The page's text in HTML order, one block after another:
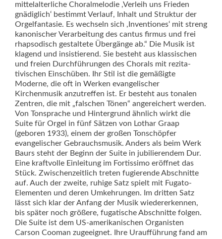
mittelalterliche Choralmelodie ,Verleih uns Frieden
gnädiglich‘ bestimmt Verlauf, Inhalt und Struktur der
Orgelfantasie. Es wechseln sich ,Inventiones‘ mit streng
kanonischer Verarbeitung des cantus firmus und frei
rhapsodisch gestaltete Übergänge ab.“ Die Musik ist
klagend und insis­tierend. Sie besteht aus klassischen
und freien Durchführungen des Chorals mit rezita­
tivischen Einschüben. Ihr Stil ist die gemäßigte
Moderne, die oft in Werken evangelischer
Kirchenmusik anzutreffen ist. Er besteht aus tonalen
Zentren, die mit „falschen Tönen“ angereichert werden.
Von Tonsprache und Hintergrund ähnlich wirkt die
Suite für Orgel in fünf Sätzen von Lothar Graap
(geboren 1933), einem der großen Tonschöpfer
evangelischer Gebrauchsmusik. Anders als beim Werk
Baurs steht der Beginn der Suite in jubilierendem Dur.
Eine kraftvolle Einleitung im Fortissimo eröffnet das
Stück. Zwischenzeitlich treten fugierende Abschnitte
auf. Auch der zweite, ruhige Satz spielt mit Fugato-
Elementen und deren Umkehrungen. Im dritten Satz
lässt sich klar der Anfang der Musik wiedererkennen,
bis später noch größere, fugatische Abschnitte folgen.
Die Suite ist dem US-amerikanischen Organisten
Carson Cooman zugeeignet. Ihre Uraufführung fand am